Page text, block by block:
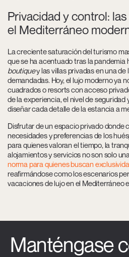
Privacidad y control:
el Mediterráneo
La creciente saturación del turismo
que se ha acentuado tras la pandemia
boutiquey las villas privadas en una
demandadas. Hoy, el lujo moderno ya
cuadrados o resorts con acceso
de la experiencia, el nivel de seguridad
diseñar cada detalle de la estancia a
Disfrutar de un espacio privado donde
necesidades y preferencias de los
para quienes valoran el tiempo, la
alojamientos y servicios no son solo
norma para quienes buscan
reafirmándose como los escenarios
vacaciones de lujo en el Mediterráneo
Manténgase